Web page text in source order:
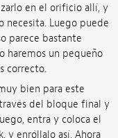
en el orificio allí, y
necesita. Luego puede
parece bastante
haremos un pequeño
correcto.
bien para este
del bloque final y
entra y coloca el
y enróllalo así. Ahora